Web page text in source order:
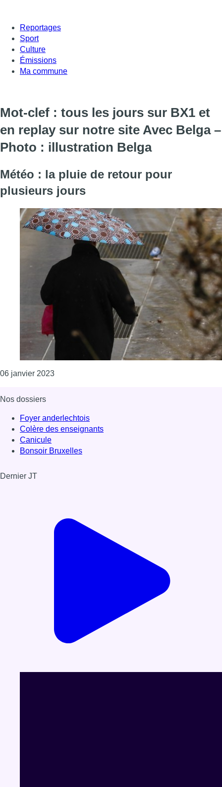
Reportages
Sport
Culture
Émissions
Ma commune
Mot-clef : tous les jours sur BX1 et
en replay sur notre site Avec Belga –
Photo : illustration Belga
Météo : la pluie de retour pour
plusieurs jours
06 janvier 2023Consulter l'article "Météo : la pluie de retour
Nos dossiers
Foyer anderlechtois
Colère des enseignants
Canicule
Bonsoir Bruxelles
Dernier JT